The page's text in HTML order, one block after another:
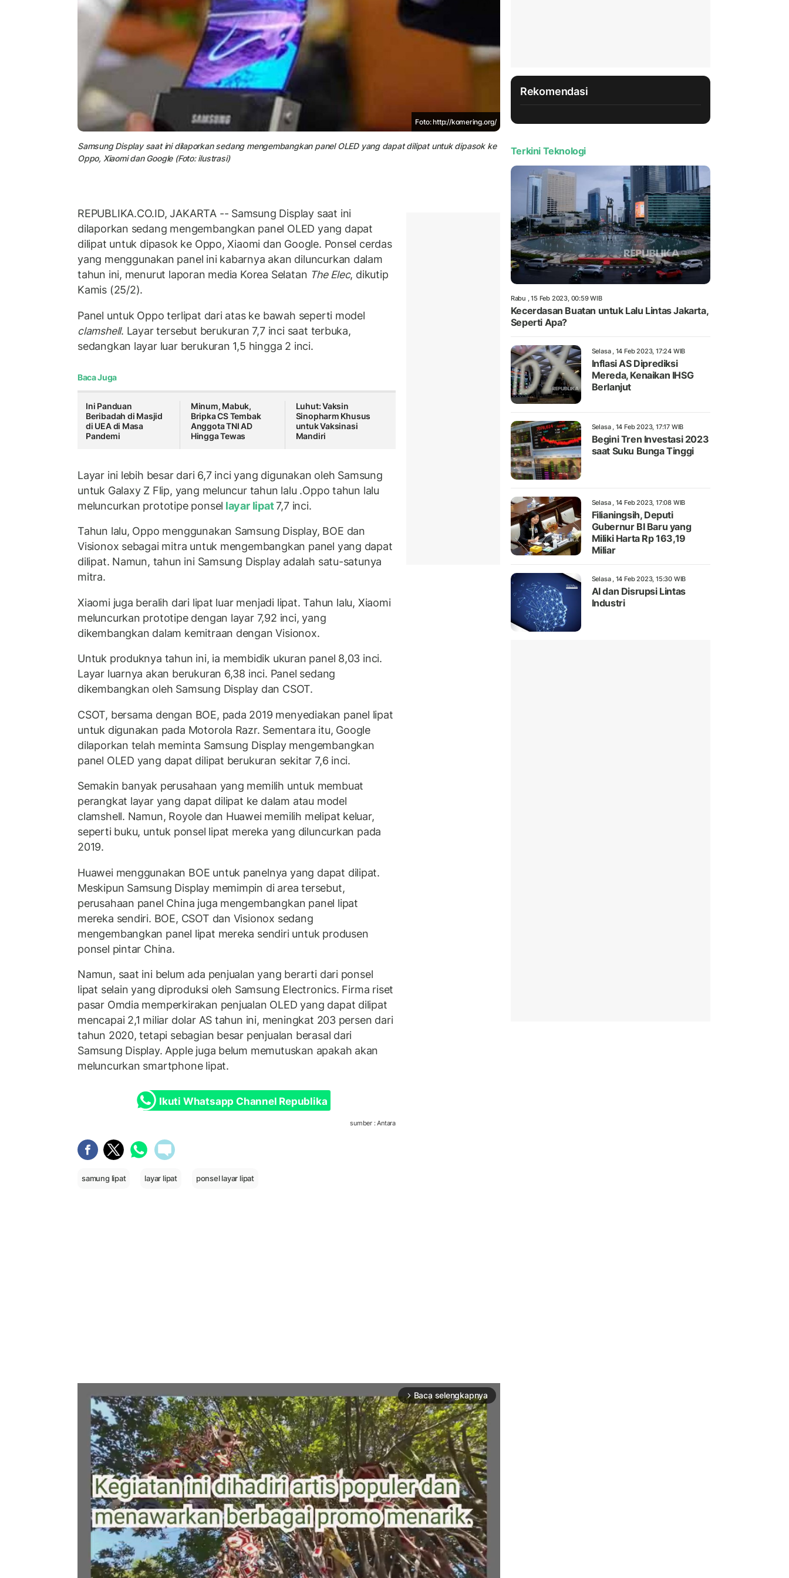
Foto: http://komering.org/
Samsung Display saat ini dilaporkan sedang mengembangkan panel OLED yang dapat dilipat untuk dipasok ke
Oppo, Xiaomi dan Google (Foto: ilustrasi)
REPUBLIKA.CO.ID, JAKARTA -- Samsung Display saat ini
dilaporkan sedang mengembangkan panel OLED yang dapat
dilipat untuk dipasok ke Oppo, Xiaomi dan Google. Ponsel cerdas
yang menggunakan panel ini kabarnya akan diluncurkan dalam
tahun ini, menurut laporan media Korea Selatan The Elec, dikutip
Kamis (25/2).
Panel untuk Oppo terlipat dari atas ke bawah seperti model
clamshell. Layar tersebut berukuran 7,7 inci saat terbuka,
sedangkan layar luar berukuran 1,5 hingga 2 inci.
Baca Juga
Ini Panduan
Beribadah di Masjid
di UEA di Masa
Pandemi
Minum, Mabuk,
Bripka CS Tembak
Anggota TNI AD
Hingga Tewas
Luhut: Vaksin
Sinopharm Khusus
untuk Vaksinasi
Mandiri
Layar ini lebih besar dari 6,7 inci yang digunakan oleh Samsung
untuk Galaxy Z Flip, yang meluncur tahun lalu .Oppo tahun lalu
meluncurkan prototipe ponsel layar lipat7,7 inci.
Tahun lalu, Oppo menggunakan Samsung Display, BOE dan
Visionox sebagai mitra untuk mengembangkan panel yang dapat
dilipat. Namun, tahun ini Samsung Display adalah satu-satunya
mitra.
Xiaomi juga beralih dari lipat luar menjadi lipat. Tahun lalu, Xiaomi
meluncurkan prototipe dengan layar 7,92 inci, yang
dikembangkan dalam kemitraan dengan Visionox.
Untuk produknya tahun ini, ia membidik ukuran panel 8,03 inci.
Layar luarnya akan berukuran 6,38 inci. Panel sedang
dikembangkan oleh Samsung Display dan CSOT.
CSOT, bersama dengan BOE, pada 2019 menyediakan panel lipat
untuk digunakan pada Motorola Razr. Sementara itu, Google
dilaporkan telah meminta Samsung Display mengembangkan
panel OLED yang dapat dilipat berukuran sekitar 7,6 inci.
Semakin banyak perusahaan yang memilih untuk membuat
perangkat layar yang dapat dilipat ke dalam atau model
clamshell. Namun, Royole dan Huawei memilih melipat keluar,
seperti buku, untuk ponsel lipat mereka yang diluncurkan pada
2019.
Huawei menggunakan BOE untuk panelnya yang dapat dilipat.
Meskipun Samsung Display memimpin di area tersebut,
perusahaan panel China juga mengembangkan panel lipat
mereka sendiri. BOE, CSOT dan Visionox sedang
mengembangkan panel lipat mereka sendiri untuk produsen
ponsel pintar China.
Namun, saat ini belum ada penjualan yang berarti dari ponsel
lipat selain yang diproduksi oleh Samsung Electronics. Firma riset
pasar Omdia memperkirakan penjualan OLED yang dapat dilipat
mencapai 2,1 miliar dolar AS tahun ini, meningkat 203 persen dari
tahun 2020, tetapi sebagian besar penjualan berasal dari
Samsung Display. Apple juga belum memutuskan apakah akan
meluncurkan smartphone lipat.
Ikuti Whatsapp Channel Republika
sumber : Antara
samung lipat layar lipat ponsel layar lipat
arrow_forward_ios Baca selengkapnya
Rekomendasi
Terkini Teknologi
Rabu , 15 Feb 2023, 00:59 WIB
Kecerdasan Buatan untuk Lalu Lintas Jakarta,
Seperti Apa?
Selasa , 14 Feb 2023, 17:24 WIB
Inflasi AS Diprediksi
Mereda, Kenaikan IHSG
Berlanjut
Selasa , 14 Feb 2023, 17:17 WIB
Begini Tren Investasi 2023
saat Suku Bunga Tinggi
Selasa , 14 Feb 2023, 17:08 WIB
Filianingsih, Deputi
Gubernur BI Baru yang
Miliki Harta Rp 163,19
Miliar
Selasa , 14 Feb 2023, 15:30 WIB
AI dan Disrupsi Lintas
Industri